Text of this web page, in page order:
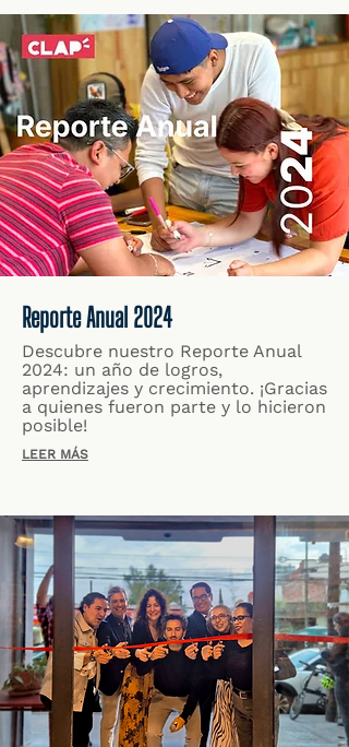
Reporte Anual 2024
Descubre nuestro Reporte Anual
2024: un año de logros,
aprendizajes y crecimiento. ¡Gracias
a quienes fueron parte y lo hicieron
posible!
LEER MÁS